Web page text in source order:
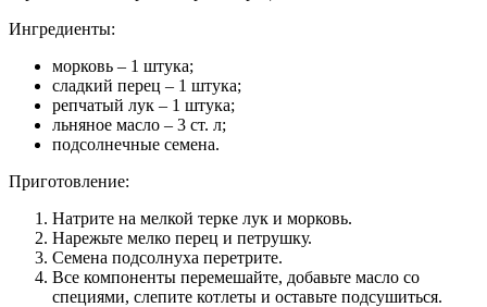
Ингредиенты:
морковь – 1 штука;
сладкий перец – 1 штука;
репчатый лук – 1 штука;
льняное масло – 3 ст. л;
подсолнечные семена.
Приготовление:
Натрите на мелкой терке лук и морковь.
Нарежьте мелко перец и петрушку.
Семена подсолнуха перетрите.
Все компоненты перемешайте, добавьте масло со
специями, слепите котлеты и оставьте подсушиться.